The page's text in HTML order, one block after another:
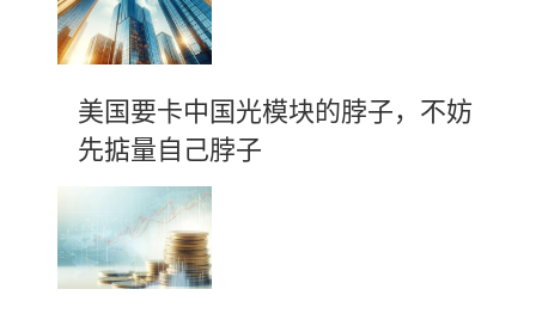
美国要卡中国光模块的脖子，不妨
先掂量自己脖子